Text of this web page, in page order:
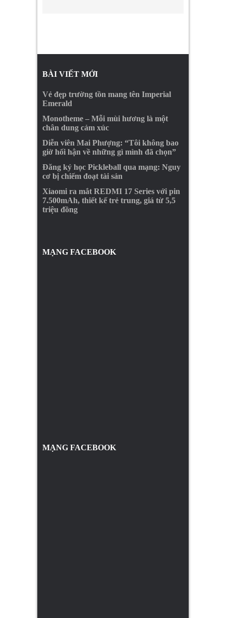
BÀI VIẾT MỚI
Vẻ đẹp trường tồn mang tên Imperial
Emerald
Monotheme – Mỗi mùi hương là một
chân dung cảm xúc
Diễn viên Mai Phượng: “Tôi không bao
giờ hối hận về những gì mình đã chọn”
Đăng ký học Pickleball qua mạng: Nguy
cơ bị chiếm đoạt tài sản
Xiaomi ra mắt REDMI 17 Series với pin
7.500mAh, thiết kế trẻ trung, giá từ 5,5
triệu đồng
MẠNG FACEBOOK
MẠNG FACEBOOK